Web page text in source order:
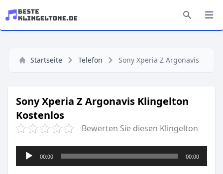
Startseite Telefon Sony Xperia Z Argonavis
Sony Xperia Z Argonavis Klingelton
Kostenlos
Bewerten Sie diesen Klingelton
Audio-
Player
00:00 00:00